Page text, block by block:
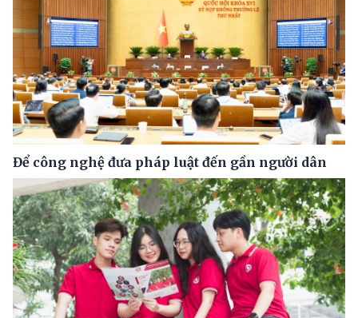
Để công nghệ đưa pháp luật đến gần người dân